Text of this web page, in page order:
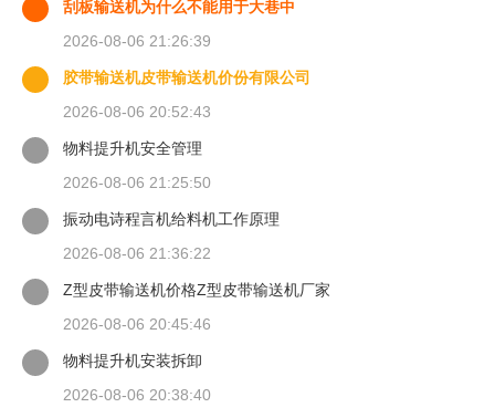
刮板输送机为什么不能用于大巷中
2026-08-06 21:26:39
胶带输送机皮带输送机价份有限公司
2026-08-06 20:52:43
物料提升机安全管理
2026-08-06 21:25:50
振动电诗程言机给料机工作原理
2026-08-06 21:36:22
Z型皮带输送机价格Z型皮带输送机厂家
2026-08-06 20:45:46
物料提升机安装拆卸
2026-08-06 20:38:40